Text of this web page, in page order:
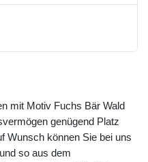
mit Motiv Fuchs Bär Wald
genügend Platz
Wunsch können Sie bei uns
so aus dem